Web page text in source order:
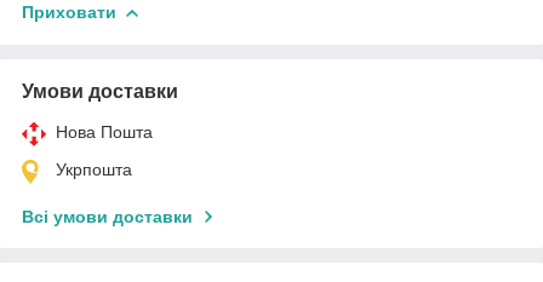
Приховати
Умови доставки
Нова Пошта
Укрпошта
Всі умови доставки